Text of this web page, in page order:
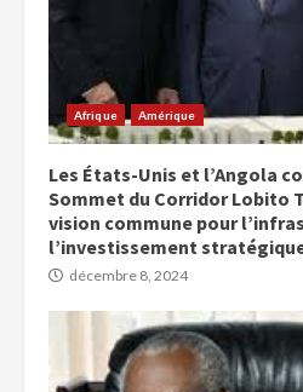
Afrique Amérique
Les États-Unis et l’Angola
Sommet du Corridor Lobito
vision commune pour
l’investissement
décembre 8, 2024